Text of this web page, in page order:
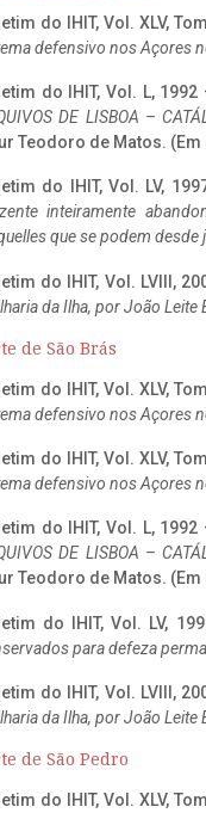
do IHIT, Vol. XLV,
defensivo nos Açores
do IHIT, Vol. L, 1992
DE LISBOA –
Teodoro de Matos.
do IHIT, Vol. LV,
inteiramente
que se podem
do IHIT, Vol. LVIII,
da Ilha, por João Leite
de São Brás
do IHIT, Vol. XLV,
defensivo nos Açores
do IHIT, Vol. XLV,
defensivo nos Açores
do IHIT, Vol. L, 1992
DE LISBOA –
Teodoro de Matos.
do IHIT, Vol. LV,
para defeza
do IHIT, Vol. LVIII,
da Ilha, por João Leite
de São Pedro
do IHIT, Vol. XLV,